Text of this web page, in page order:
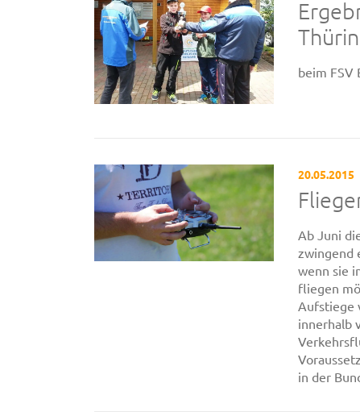
beim FSV
20.05.2015
Ab Juni
zwingend
wenn sie
fliegen
Aufstiege
innerhalb
in der